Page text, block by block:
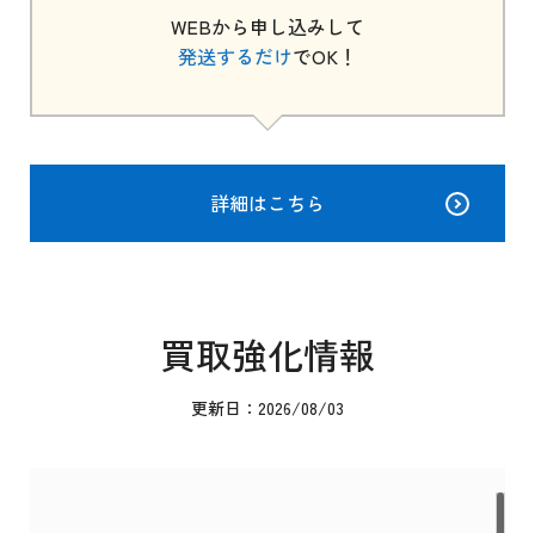
WEBから申し込みして
発送するだけでOK！
詳細はこちら
買取強化情報
更新日：2026/08/03